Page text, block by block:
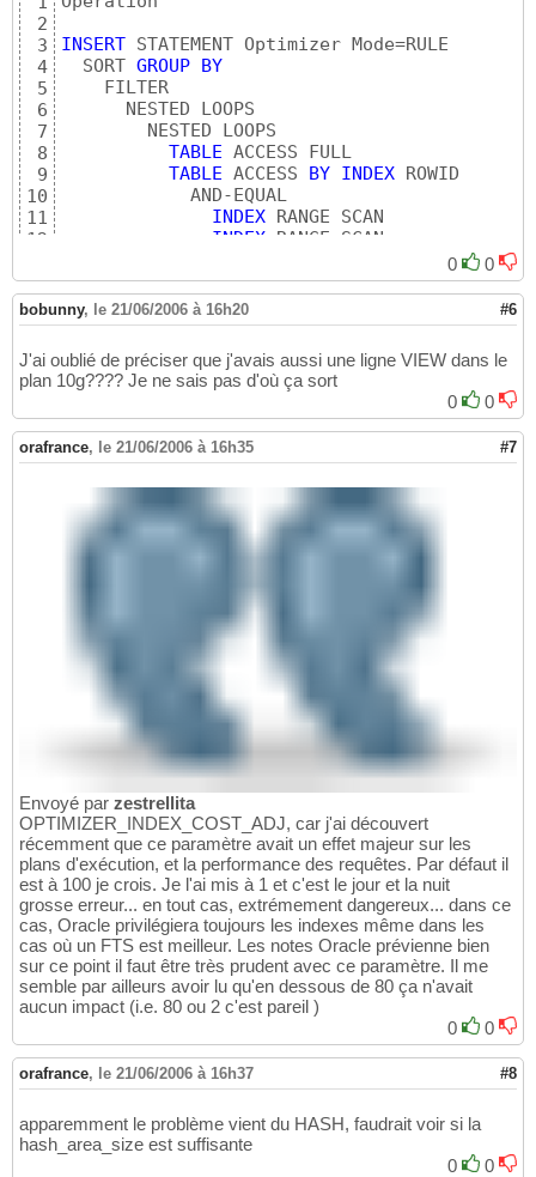
2
3
4
5
6
7
8
9
10
11
12
14
15
16
INSERT STATEMENT Optimizer Mode=RULE
  SORT
GROUP
BY
    FILTER
      NESTED LOOPS
        NESTED LOOPS
TABLE ACCESS FULL	                    OPS$TPESAGE.TXTNTMPRESREBTPE
TABLE ACCESS BY INDEX ROWID	          OPS$TPESAGE.TXTNQCVTPE
            AND-EQUAL
INDEX RANGE SCAN	                OPS$TPESAGE.CXTNQCVTPE_1ID
INDEX RANGE SCAN	                OPS$TPESAGE.CXTNQCVTPE_2ID
TABLE ACCESS BY INDEX ROWID
INDEX RANGE SCAN	                      OPS$TPESAGE.CXTNCALTPE_1ID
0 0
bobunny, le 21/06/2006 à 16h20 #6
J'ai oublié de préciser que j'avais aussi une ligne VIEW dans le
plan 10g???? Je ne sais pas d'où ça sort
0
0
orafrance, le 21/06/2006 à 16h35 #7
Envoyé par zestrellita
OPTIMIZER_INDEX_COST_ADJ, car j'ai découvert
récemment que ce paramètre avait un effet majeur sur les
plans d'exécution, et la performance des requêtes. Par défaut il
est à 100 je crois. Je l'ai mis à 1 et c'est le jour et la nuit
grosse erreur... en tout cas, extrémement dangereux... dans ce
cas, Oracle privilégiera toujours les indexes même dans les
cas où un FTS est meilleur. Les notes Oracle prévienne bien
sur ce point il faut être très prudent avec ce paramètre. Il me
semble par ailleurs avoir lu qu'en dessous de 80 ça n'avait
aucun impact (i.e. 80 ou 2 c'est pareil )
0
0
orafrance, le 21/06/2006 à 16h37 #8
apparemment le problème vient du HASH, faudrait voir si la
hash_area_size est suffisante
0
0